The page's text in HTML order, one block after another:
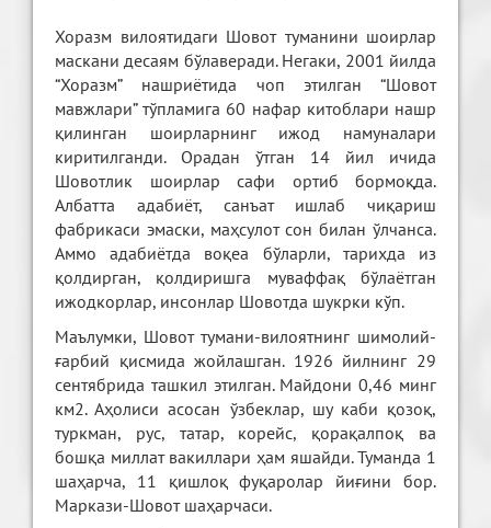
Хоразм вилоятидаги Шовот туманини шоирлар
маскани десаям бўлаверади. Негаки, 2001 йилда
“Хоразм” нашриётида чоп этилган “Шовот
мавжлари” тўпламига 60 нафар китоблари нашр
қилинган шоирларнинг ижод намуналари
киритилганди. Орадан ўтган 14 йил ичида
Шовотлик шоирлар сафи ортиб бормоқда.
Албатта адабиёт, санъат ишлаб чиқариш
фабрикаси эмаски, маҳсулот сон билан ўлчанса.
Аммо адабиётда воқеа бўларли, тарихда из
қолдирган, қолдиришга муваффақ бўлаётган
ижодкорлар, инсонлар Шовотда шукрки кўп.
Маълумки, Шовот тумани-вилоятнинг шимолий-
ғарбий қисмида жойлашган. 1926 йилнинг 29
сентябрида ташкил этилган. Майдони 0,46 минг
км2. Аҳолиси асосан ўзбеклар, шу каби қозоқ,
туркман, рус, татар, корейс, қорақалпоқ ва
бошқа миллат вакиллари ҳам яшайди. Туманда 1
шаҳарча, 11 қишлоқ фуқаролар йиғини бор.
Маркази-Шовот шаҳарчаси.